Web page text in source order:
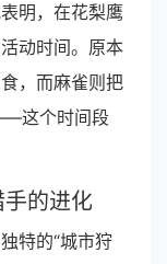
明，在花梨鹰
动时间。原本
，而麻雀则把
这个时间段
的进化
特的“城市狩